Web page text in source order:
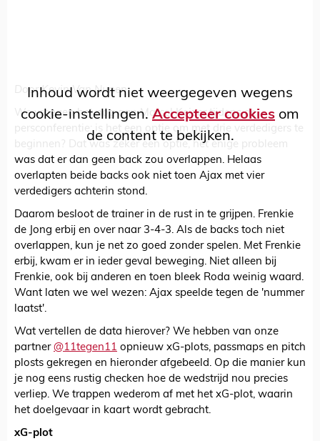
Inhoud wordt niet weergegeven wegens
cookie-instellingen.Accepteer cookies om
de content te bekijken.
Door Kevin Van Nunen
We vroegen het nog aan Marcel Keizer tijdens de
persconferentie: is het een optie om met drie verdedigers te
beginnen? Dat was zeker een optie, het enige probleem
was dat er dan geen back zou overlappen. Helaas
overlapten beide backs ook niet toen Ajax met vier
verdedigers achterin stond.
Daarom besloot de trainer in de rust in te grijpen. Frenkie
de Jong erbij en over naar 3-4-3. Als de backs toch niet
overlappen, kun je net zo goed zonder spelen. Met Frenkie
erbij, kwam er in ieder geval beweging. Niet alleen bij
Frenkie, ook bij anderen en toen bleek Roda weinig waard.
Want laten we wel wezen: Ajax speelde tegen de 'nummer
laatst'.
Wat vertellen de data hierover? We hebben van onze
partner @11tegen11 opnieuw xG-plots, passmaps en pitch
plosts gekregen en hieronder afgebeeld. Op die manier kun
je nog eens rustig checken hoe de wedstrijd nou precies
verliep. We trappen wederom af met het xG-plot, waarin
het doelgevaar in kaart wordt gebracht.
xG-plot